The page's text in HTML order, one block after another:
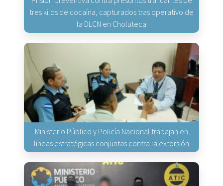
tres kilos de cocaína, capturados tras operativo de
la DLCN en Choluteca
Ministerio Público y Policía Nacional trabajan en
líneas estratégicas conjuntas contra la extorsión